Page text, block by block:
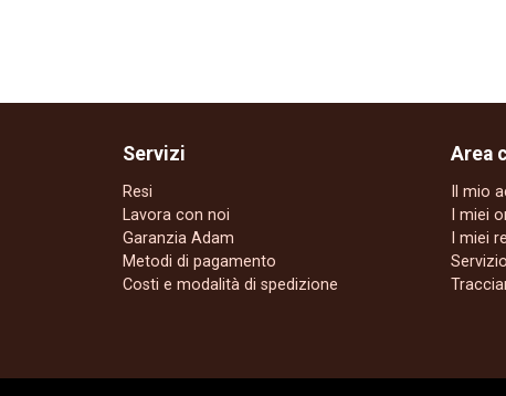
Servizi
Resi
Lavora con noi
Garanzia Adam
Metodi di pagamento
Costi e modalità di spedizione
Area
Il mio
I miei
I miei